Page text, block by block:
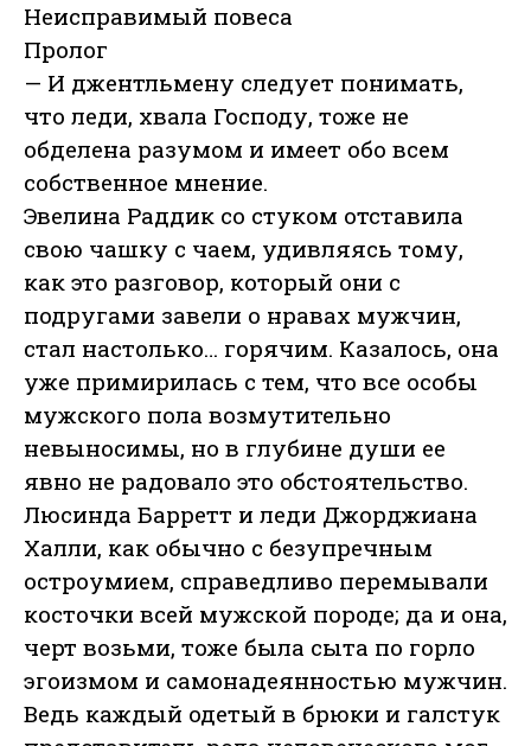
Неисправимый повеса
Пролог
— И джентльмену следует понимать,
что леди, хвала Господу, тоже не
обделена разумом и имеет обо всем
собственное мнение.
Эвелина Раддик со стуком отставила
свою чашку с чаем, удивляясь тому,
как это разговор, который они с
подругами завели о нравах мужчин,
стал настолько… горячим. Казалось, она
уже примирилась с тем, что все особы
мужского пола возмутительно
невыносимы, но в глубине души ее
явно не радовало это обстоятельство.
Люсинда Барретт и леди Джорджиана
Халли, как обычно с безупречным
остроумием, справедливо перемывали
косточки всей мужской породе; да и она,
черт возьми, тоже была сыта по горло
эгоизмом и самонадеянностью мужчин.
Ведь каждый одетый в брюки и галстук